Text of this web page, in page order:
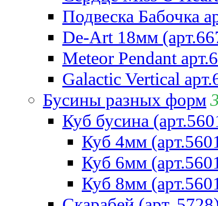
Подвеска Бабочка
De-Art 18мм
Meteor Pendant
Galactic Vertical
Бусины разных форм
Куб бусина
Куб 4мм
Куб 6мм
Куб 8мм